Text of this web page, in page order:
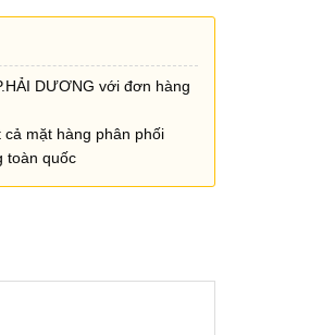
DƯƠNG với đơn hàng
mặt hàng phân phối
toàn quốc